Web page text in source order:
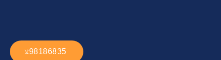
98186835 ​